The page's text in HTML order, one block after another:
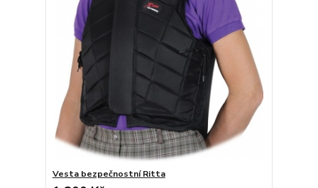
Vesta bezpečnostní Ritta